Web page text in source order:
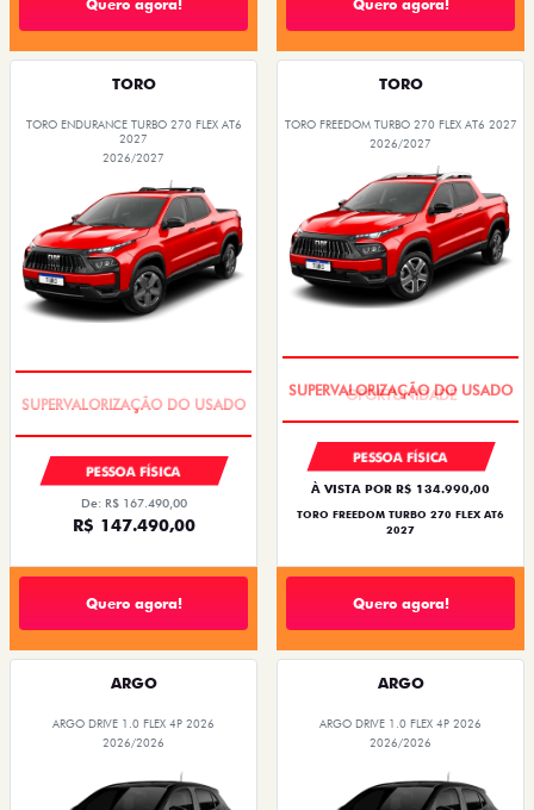
Quero agora! Quero agora!
TORO
TORO ENDURANCE TURBO 270 FLEX AT6
2027
2026/2027
PESSOA FÍSICA
De: R$ 167.490,00
R$ 147.490,00
Quero agora!
TORO
TORO FREEDOM TURBO 270 FLEX AT6 2027
2026/2027
PESSOA FÍSICA
À VISTA POR R$ 134.990,00
TORO FREEDOM TURBO 270 FLEX AT6
2027
Quero agora!
ARGO
ARGO DRIVE 1.0 FLEX 4P 2026
2026/2026
ARGO
ARGO DRIVE 1.0 FLEX 4P 2026
2026/2026